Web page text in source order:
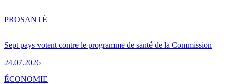
Sept pays votent contre le programme de santé de la Commission
24.07.2026
PROSANTÉ
ÉCONOMIE